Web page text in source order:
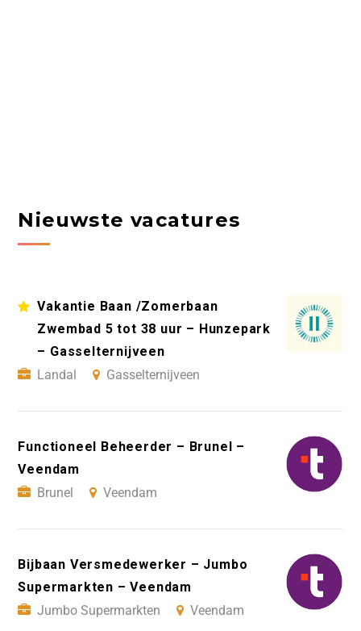
Nieuwste vacatures
Vakantie Baan /Zomerbaan
Zwembad 5 tot 38 uur – Hunzepark
– Gasselternijveen
Landal
Gasselternijveen
Functioneel Beheerder – Brunel –
Veendam
Brunel
Veendam
Bijbaan Versmedewerker – Jumbo
Supermarkten – Veendam
Jumbo Supermarkten
Veendam